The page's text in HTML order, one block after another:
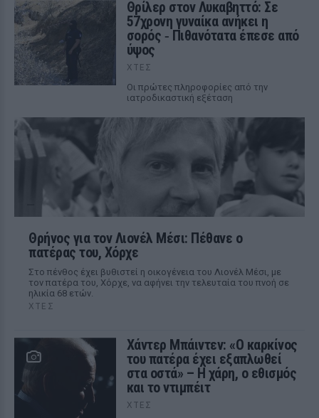
Θρίλερ στον Λυκαβηττό: Σε
57χρονη γυναίκα ανήκει η
σορός ‑ Πιθανότατα έπεσε από
ύψος
ΧΤΕΣ
Οι πρώτες πληροφορίες από την
ιατροδικαστική εξέταση
Θρήνος για τον Λιονέλ Μέσι: Πέθανε ο
πατέρας του, Χόρχε
Στο πένθος έχει βυθιστεί η οικογένεια του Λιονέλ Μέσι, με
τον πατέρα του, Χόρχε, να αφήνει την τελευταία του πνοή σε
ηλικία 68 ετών.
ΧΤΕΣ
Χάντερ Μπάιντεν: «Ο καρκίνος
του πατέρα έχει εξαπλωθεί
στα οστά» – Η χάρη, ο εθισμός
και το ντιμπέιτ
ΧΤΕΣ